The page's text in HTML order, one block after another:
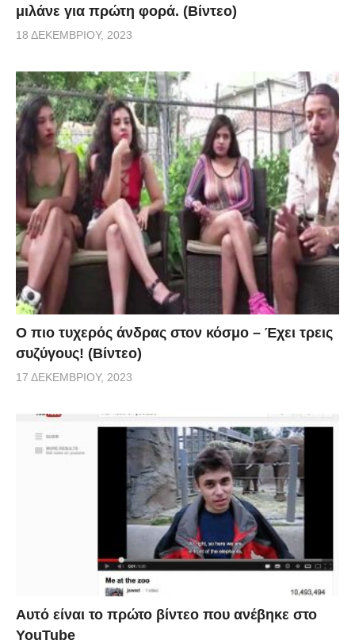
μιλάνε για πρώτη φορά. (Βίντεο)
18 ΔΕΚΕΜΒΡΊΟΥ, 2023
Ο πιο τυχερός άνδρας στον κόσμο – Έχει τρεις
συζύγους! (Βίντεο)
17 ΔΕΚΕΜΒΡΊΟΥ, 2023
Αυτό είναι το πρώτο βίντεο που ανέβηκε στο
YouTube